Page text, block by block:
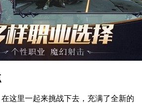
这里一起来挑战下去，充满了全新的